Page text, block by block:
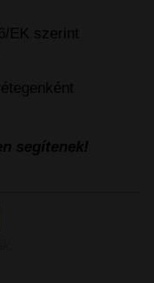
EK szerint
segítenek!